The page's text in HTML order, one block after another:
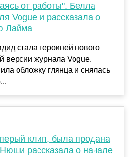
от работы". Белла
Vogue и рассказала о
Лайма
стала героиней нового
версии журнала Vogue.
обложку глянца и снялась
клип, была продана
рассказала о начале